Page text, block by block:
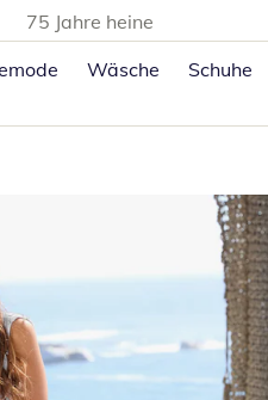
75 Jahre heine
Wäsche Schuhe